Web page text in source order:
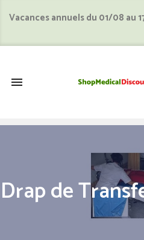
Vacances annuels du 01/08 au

Drap de